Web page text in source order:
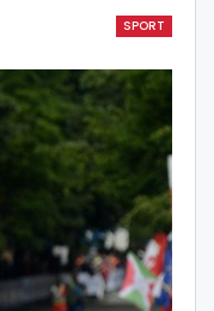
SPORT